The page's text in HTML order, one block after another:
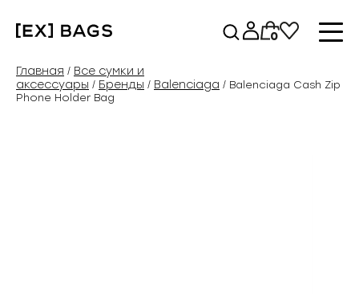
содержимому
0
Главная / Все сумки и
аксессуары / Бренды / Balenciaga / Balenciaga Cash Zip
Phone Holder Bag